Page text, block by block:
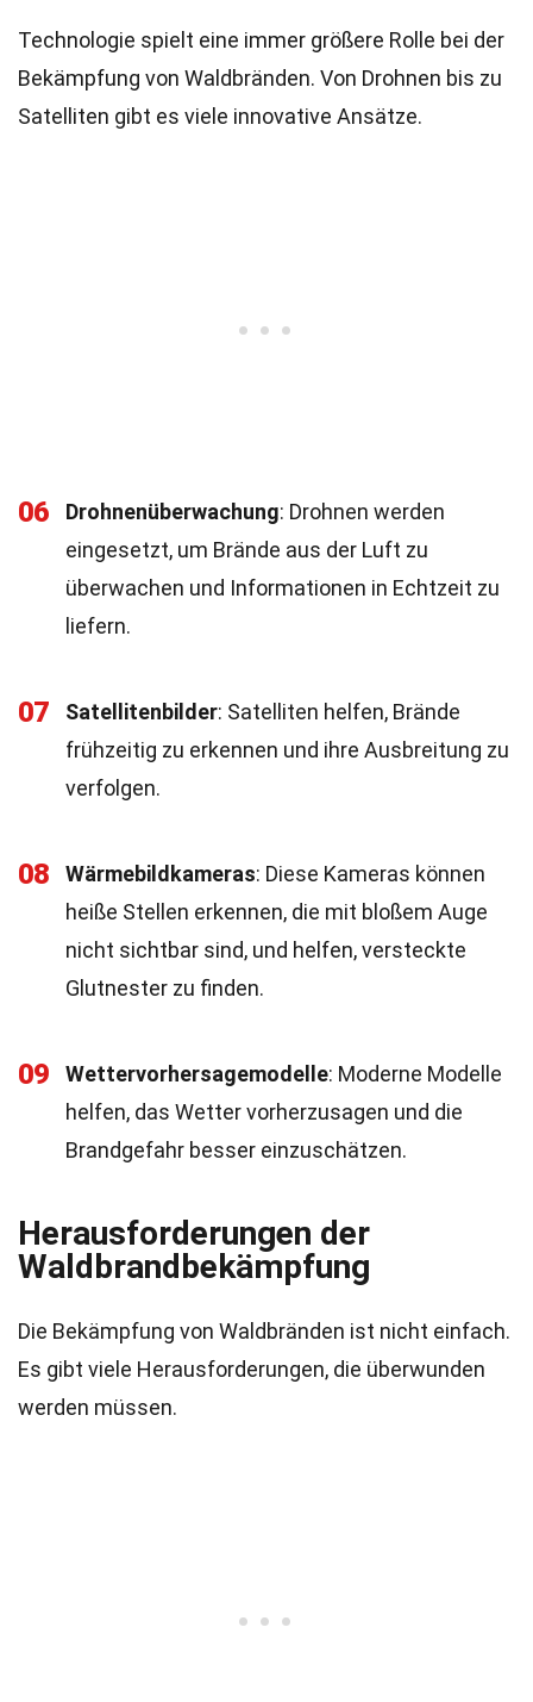
Technologie spielt eine immer größere Rolle bei der
Bekämpfung von Waldbränden. Von Drohnen bis zu
Satelliten gibt es viele innovative Ansätze.
06 Drohnenüberwachung: Drohnen werden
eingesetzt, um Brände aus der Luft zu
überwachen und Informationen in Echtzeit zu
liefern.
07 Satellitenbilder: Satelliten helfen, Brände
frühzeitig zu erkennen und ihre Ausbreitung zu
verfolgen.
08 Wärmebildkameras: Diese Kameras können
heiße Stellen erkennen, die mit bloßem Auge
nicht sichtbar sind, und helfen, versteckte
Glutnester zu finden.
09 Wettervorhersagemodelle: Moderne Modelle
helfen, das Wetter vorherzusagen und die
Brandgefahr besser einzuschätzen.
Herausforderungen der
Waldbrandbekämpfung
Die Bekämpfung von Waldbränden ist nicht einfach.
Es gibt viele Herausforderungen, die überwunden
werden müssen.